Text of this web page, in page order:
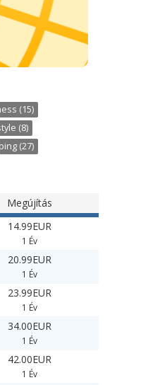
(15)
(8)
(27)
Megújítás
14.99EUR
1 Év
20.99EUR
1 Év
23.99EUR
1 Év
34.00EUR
1 Év
42.00EUR
1 Év